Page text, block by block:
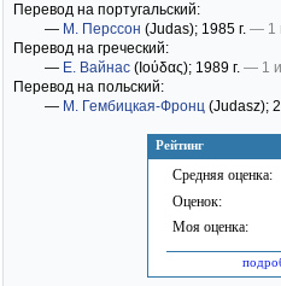
Рейтинг
Средняя оценка:
Оценок:
Моя оценка:
Перевод на португальский:
— М. Перссон (Judas); 1985 г. — 1
Перевод на греческий:
— Е. Вайнас (Ιούδας); 1989 г. — 1
Перевод на польский:
— М. Гембицкая-Фронц (Judasz);